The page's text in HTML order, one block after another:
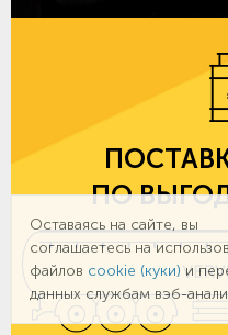
ПО
Оставаясь на сайте, вы
соглашаетесь на
файлов cookie (куки)и
данных службам вэб-